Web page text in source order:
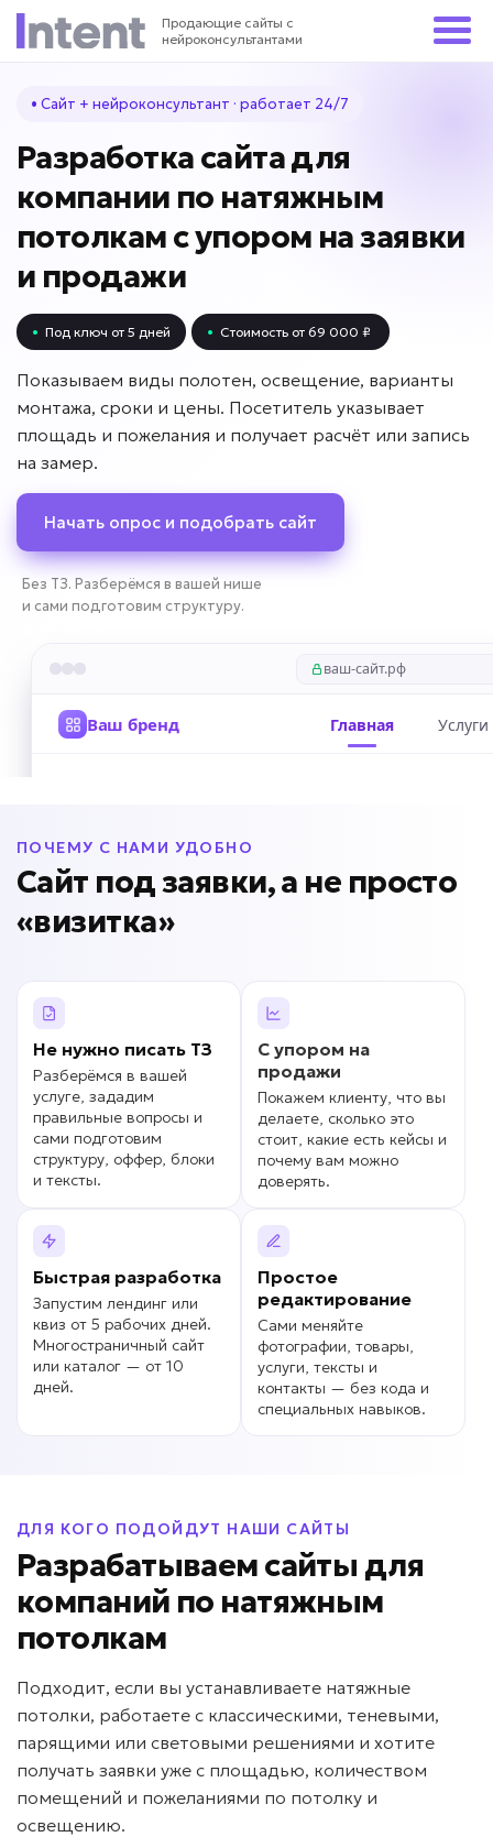
Продающие сайты с
нейроконсультантами
• Сайт + нейроконсультант · работает 24/7
Разработка сайта для
компании по натяжным
потолкам с упором на заявки
и продажи
• Под ключ от 5 дней • Стоимость от 69 000 ₽
Показываем виды полотен, освещение, варианты
монтажа, сроки и цены. Посетитель указывает
площадь и пожелания и получает расчёт или запись
на замер.
Начать опрос и подобрать сайт
Без ТЗ. Разберёмся в вашей нише
и сами подготовим структуру.
ПОЧЕМУ С НАМИ УДОБНО
Сайт под заявки, а не просто
«визитка»
Не нужно писать ТЗ
Разберёмся в вашей
услуге, зададим
правильные вопросы и
сами подготовим
структуру, оффер, блоки
и тексты.
С упором на
продажи
Покажем клиенту, что вы
делаете, сколько это
стоит, какие есть кейсы и
почему вам можно
доверять.
Быстрая разработка
Запустим лендинг или
квиз от 5 рабочих дней.
Многостраничный сайт
или каталог — от 10
дней.
Простое
редактирование
Сами меняйте
фотографии, товары,
услуги, тексты и
контакты — без кода и
специальных навыков.
ДЛЯ КОГО ПОДОЙДУТ НАШИ САЙТЫ
Разрабатываем сайты для
компаний по натяжным
потолкам
Подходит, если вы устанавливаете натяжные
потолки, работаете с классическими, теневыми,
парящими или световыми решениями и хотите
получать заявки уже с площадью, количеством
помещений и пожеланиями по потолку и
освещению.